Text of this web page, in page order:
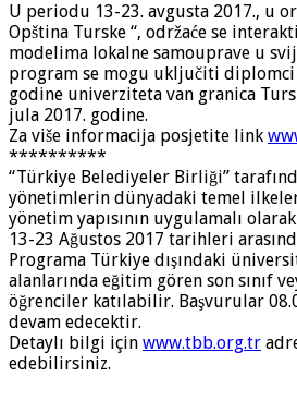
U periodu 13-23. avgusta 2017., u
Opština Turske “, održaće se
modelima lokalne samouprave u
program se mogu uključiti diplomci
godine univerziteta van granica
jula 2017. godine.
Za više informacija posjetite link
**********
“Türkiye Belediyeler Birliği”
yönetimlerin dünyadaki temel
yönetim yapısının uygulamalı
13-23 Ağustos 2017 tarihleri
Programa Türkiye dışındaki
alanlarında eğitim gören son sınıf
öğrenciler katılabilir. Başvurular
devam edecektir.
Detaylı bilgi için www.tbb.org.tr
edebilirsiniz.